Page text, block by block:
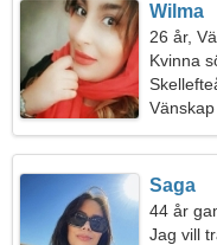
Wilma
26 år,
Kvinna
Vänskap
Saga
44 år
Jag vill